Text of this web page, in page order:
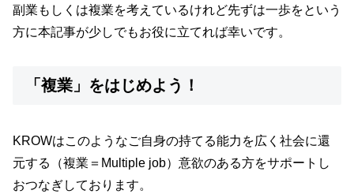
副業もしくは複業を考えているけれど先ずは一歩をという
方に本記事が少しでもお役に立てれば幸いです。
「複業」をはじめよう！
KROWはこのようなご自身の持てる能力を広く社会に還
元する（複業＝Multiple job）意欲のある方をサポートし
おつなぎしております。